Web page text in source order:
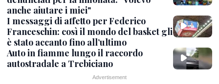
anche aiutare i miei"
I messaggi di affetto per Federico
Franceschin: così il mondo del basket gli
è stato accanto fino all’ultimo
Auto in fiamme lungo il raccordo
autostradale a Trebiciano